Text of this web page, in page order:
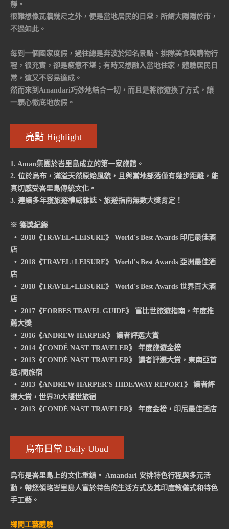
靜。
很難想像瓦牆幾尺之外，便是當地居民的日常，所謂大隱隱於市，
不過如此。
每到一個國家度假，過往總是奔波於知名景點、排隊美食與購物行
程，很充實，卻是疲憊不堪；有時又想融入當地住家，體驗居民日
常，這又不容易達成。
然而來到Amandari巧妙地結合一切，而且是將旅遊換了方式，讓
一顆心徹底地放假。
亮點 Highlight
1. Aman集團於峇里島成立的第一家旅館。
2. 位於烏布，滿溢天然原始風貌，且與當地部落僅有幾步距離，能
真切感受峇里島傳統文化。
3. 連續多年獲旅遊權威雜誌、旅遊指南無數大獎肯定！
※ 獲獎紀錄
• 2018《TRAVEL+LEISURE》 World's Best Awards 印尼最佳酒
店
• 2018《TRAVEL+LEISURE》 World's Best Awards 亞洲最佳酒
店
• 2018《TRAVEL+LEISURE》 World's Best Awards 世界百大酒
店
• 2017《FORBES TRAVEL GUIDE》 富比世旅遊指南，年度推
薦大獎
• 2016《ANDREW HARPER》 讀者評選大賞
• 2014《CONDÉ NAST TRAVELER》 年度旅遊金榜
• 2013《CONDÉ NAST TRAVELER》 讀者評選大賞，東南亞首
選5間旅宿
• 2013《ANDREW HARPER'S HIDEAWAY REPORT》 讀者評
選大賞，世界20大隱世旅宿
• 2013《CONDÉ NAST TRAVELER》 年度金榜，印尼最佳酒店
烏布日常 Daily Ubud
烏布是峇里島上的文化重鎮。 Amandari 安排特色行程與多元活
動，帶您領略峇里島人富於特色的生活方式及其印度教儀式和特色
手工藝。
鄉間工藝體驗